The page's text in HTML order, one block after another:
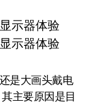
是大画头戴电
主要原因是目